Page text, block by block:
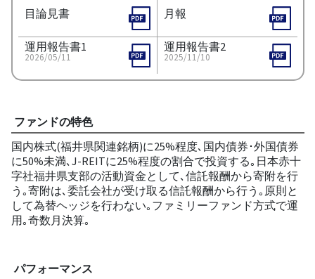
目論見書
月報
運用報告書1
2026/05/11
運用報告書2
2025/11/10
ファンドの特色
国内株式(福井県関連銘柄)に25%程度､国内債券･外国債券
に50%未満､J-REITに25%程度の割合で投資する｡日本赤十
字社福井県支部の活動資金として､信託報酬から寄附を行
う｡寄附は､委託会社が受け取る信託報酬から行う｡原則と
して為替ヘッジを行わない｡ファミリーファンド方式で運
用｡奇数月決算｡
パフォーマンス